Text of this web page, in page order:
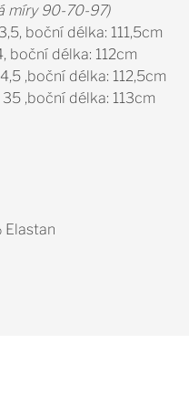
míry 90-70-97)
boční délka: 111,5cm
boční délka: 112cm
,boční délka: 112,5cm
,boční délka: 113cm
Elastan